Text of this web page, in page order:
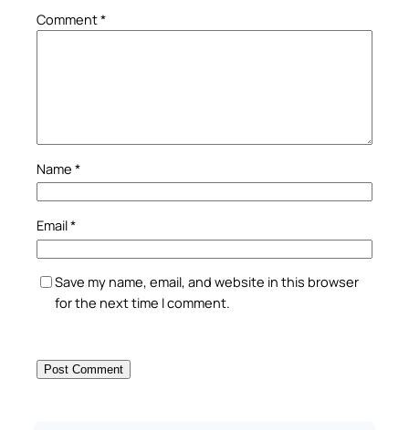
Comment*
Name *
Email*
Save my name, email, and website in this browser
for the next time I comment.